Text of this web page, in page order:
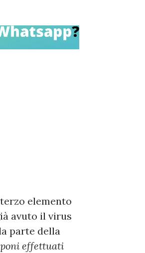
elemento
avuto il virus
parte della
effettuati